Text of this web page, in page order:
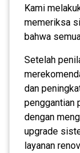
Kami
memeriksa
bahwa
Setelah
dan
penggantian
dengan
upgrade
layanan